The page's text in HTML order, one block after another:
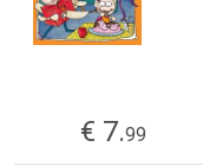
€ 7.99